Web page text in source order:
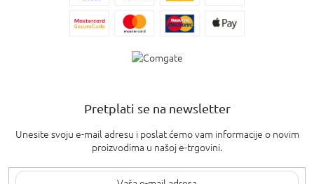
Pretplati se na newsletter
Unesite svoju e-mail adresu i poslat ćemo vam informacije o novim
proizvodima u našoj e-trgovini.